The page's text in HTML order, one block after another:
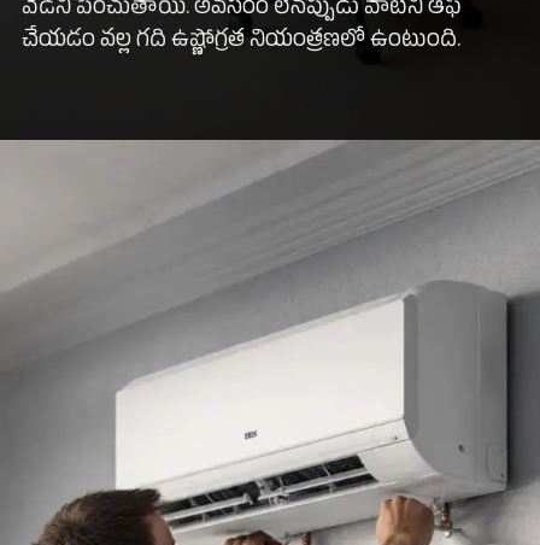
వేడిని పెంచుతాయి. అవసరం లేనప్పుడు వాటిని ఆఫ్
చేయడం వల్ల గది ఉష్ణోగ్రత నియంత్రణలో ఉంటుంది.